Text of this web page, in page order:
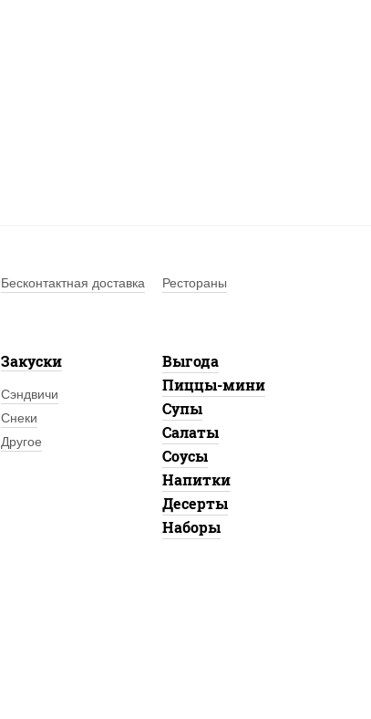
Бесконтактная доставка
Рестораны
Закуски
Сэндвичи
Снеки
Другое
Выгода
Пиццы-мини
Супы
Салаты
Соусы
Напитки
Десерты
Наборы